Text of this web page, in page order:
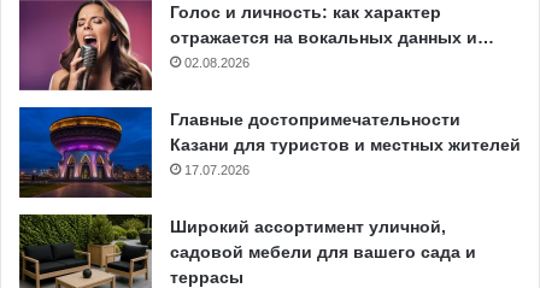
Голос и личность: как характер
отражается на вокальных данных и…
02.08.2026
Главные достопримечательности
Казани для туристов и местных жителей
17.07.2026
Широкий ассортимент уличной,
садовой мебели для вашего сада и
террасы